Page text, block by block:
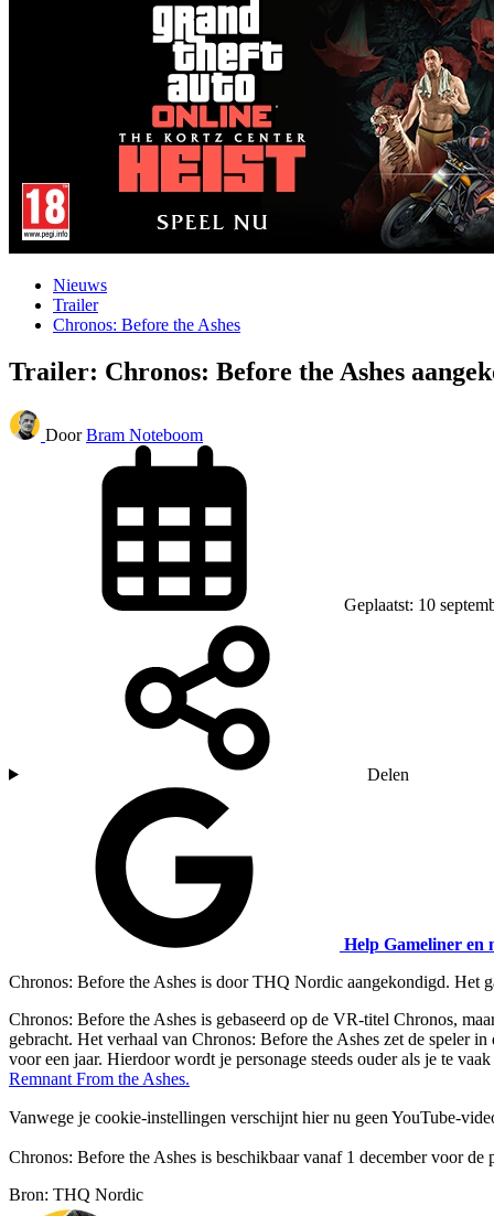
Nieuws
Trailer
Chronos: Before the Ashes
Trailer: Chronos: Before the Ashes
Door Bram Noteboom
Geplaatst: 10
Delen
Help Gameliner en
Chronos: Before the Ashes is door THQ Nordic aangekondigd. Het
Chronos: Before the Ashes is gebaseerd op de VR-titel Chronos,
gebracht. Het verhaal van Chronos: Before the Ashes zet de speler
voor een jaar. Hierdoor wordt je personage steeds ouder als je te
Remnant From the Ashes.
Vanwege je cookie-instellingen verschijnt hier nu geen YouTube-
Chronos: Before the Ashes is beschikbaar vanaf 1 december voor
Bron: THQ Nordic